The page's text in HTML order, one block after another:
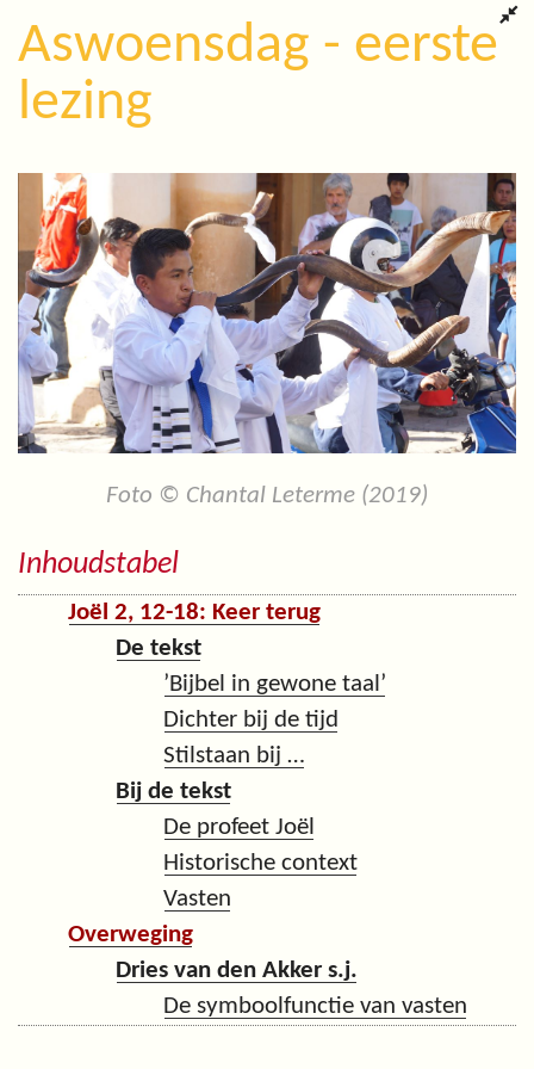
Aswoensdag - eerste
lezing
Foto © Chantal Leterme (2019)
Inhoudstabel
Joël 2, 12-18: Keer terug
De tekst
’Bijbel in gewone taal’
Dichter bij de tijd
Stilstaan bij …
Bij de tekst
De profeet Joël
Historische context
Vasten
Overweging
Dries van den Akker s.j.
De symboolfunctie van vasten